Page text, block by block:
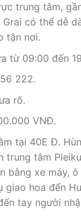
trung tâm,
có thể dễ
tận nơi.
từ 09:00 đến
222.
rõ.
VNĐ.
tại 40E Đ.
trung tâm
bằng xe máy,
hoa đến
tay người